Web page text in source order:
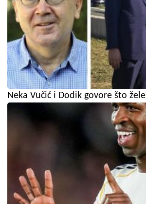
Neka Vučić i Dodik govore što žele